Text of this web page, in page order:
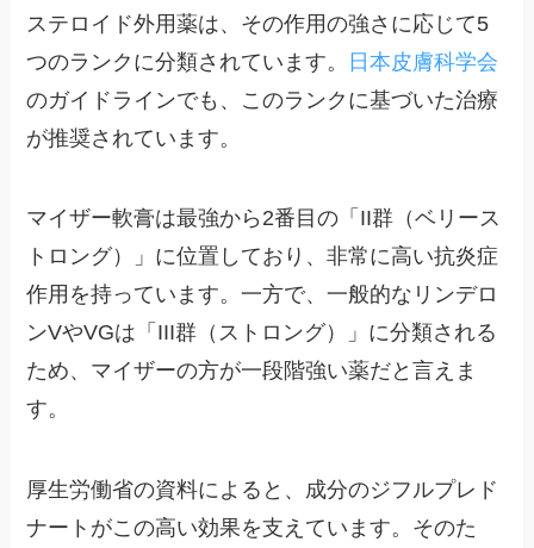
ステロイド外用薬は、その作用の強さに応じて5
つのランクに分類されています。
日本皮膚科学会
のガイドラインでも、このランクに基づいた治療
が推奨されています。
マイザー軟膏は最強から2番目の「II群（ベリース
トロング）」に位置しており、非常に高い抗炎症
作用を持っています。一方で、一般的なリンデロ
ンVやVGは「III群（ストロング）」に分類される
ため、マイザーの方が一段階強い薬だと言えま
す。
厚生労働省の資料によると、成分のジフルプレド
ナートがこの高い効果を支えています。そのた